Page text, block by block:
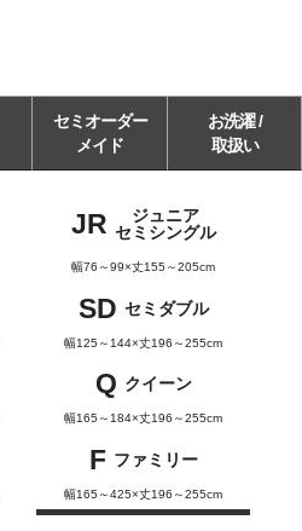
セミオーダー
メイド
お洗濯 /
取扱い
JR
ジュニア
セミシングル
幅76～99×丈155～205cm
SD セミダブル
幅125～144×丈196～255cm
Q クイーン
幅165～184×丈196～255cm
F ファミリー
幅165～425×丈196～255cm